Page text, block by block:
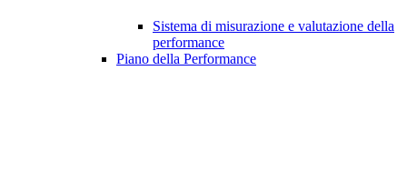
Sistema di misurazione e valutazione della
performance
Piano della Performance